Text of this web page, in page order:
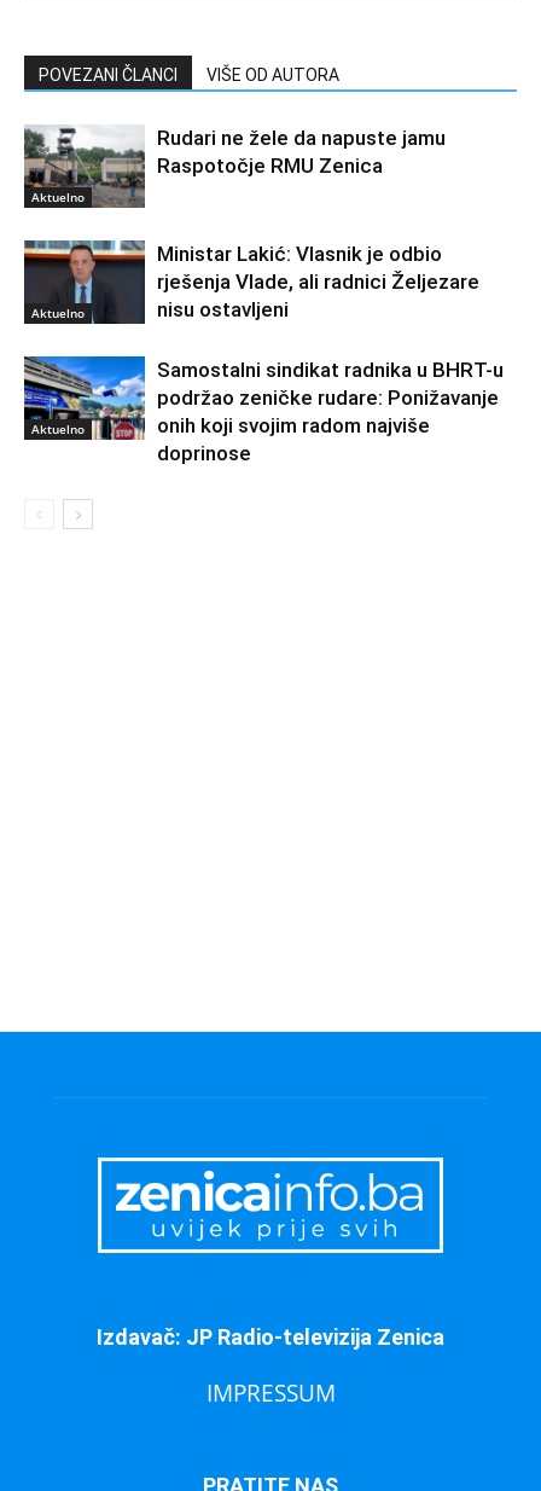
POVEZANI ČLANCI VIŠE OD AUTORA
Aktuelno
Rudari ne žele da napuste jamu
Raspotočje RMU Zenica
Aktuelno
Ministar Lakić: Vlasnik je odbio
rješenja Vlade, ali radnici Željezare
nisu ostavljeni
Aktuelno
Samostalni sindikat radnika u BHRT-u
podržao zeničke rudare: Ponižavanje
onih koji svojim radom najviše
doprinose
Izdavač: JP Radio-televizija Zenica
IMPRESSUM